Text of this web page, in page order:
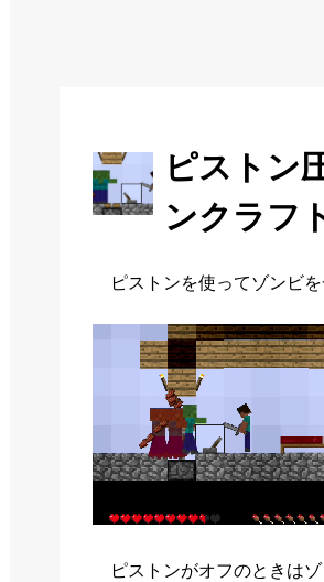
ピストン
ンクラフ
ピストンを使ってゾンビを
ピストンがオフのときは